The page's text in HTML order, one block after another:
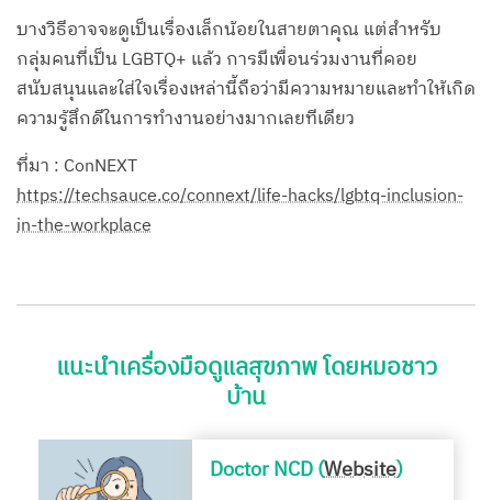
บางวิธีอาจจะดูเป็นเรื่องเล็กน้อยในสายตาคุณ แต่สำหรับ
กลุ่มคนที่เป็น LGBTQ+ แล้ว การมีเพื่อนร่วมงานที่คอย
สนับสนุนและใส่ใจเรื่องเหล่านี้ถือว่ามีความหมายและทำให้เกิด
ความรู้สึกดีในการทำงานอย่างมากเลยทีเดียว
ที่มา : ConNEXT
https://techsauce.co/connext/life-hacks/lgbtq-inclusion-
in-the-workplace
แนะนำเครื่องมือดูแลสุขภาพ โดยหมอชาว
บ้าน
Doctor NCD (Website)